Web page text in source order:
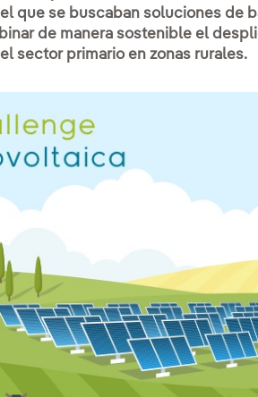
en nuestros negocios
que se buscaban soluciones de
de manera sostenible el
sector primario en zonas rurales.